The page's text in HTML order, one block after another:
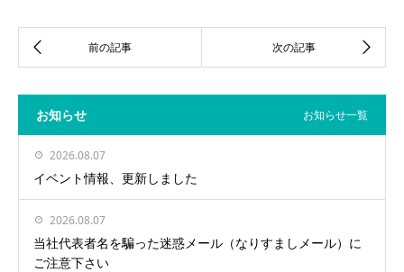
お知らせ お知らせ一覧
2026.08.07
イベント情報、更新しました
2026.08.07
当社代表者名を騙った迷惑メール（なりすましメール）に
ご注意下さい